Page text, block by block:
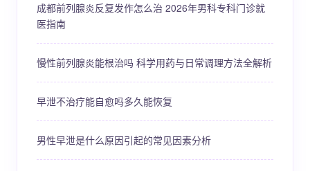
成都前列腺炎反复发作怎么治 2026年男科专科门诊就
医指南
慢性前列腺炎能根治吗 科学用药与日常调理方法全解析
早泄不治疗能自愈吗多久能恢复
男性早泄是什么原因引起的常见因素分析